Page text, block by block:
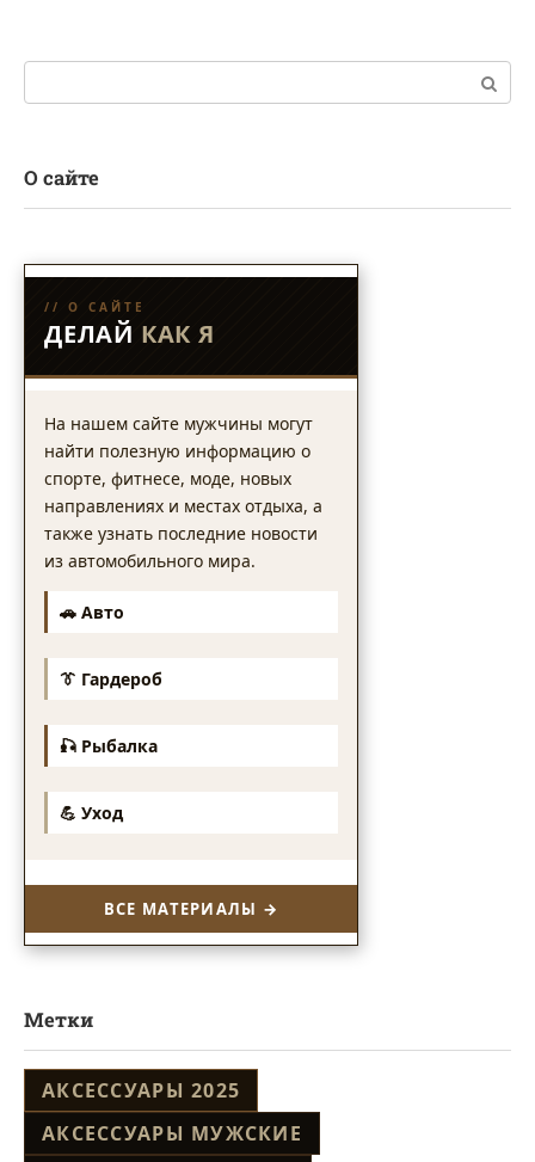
Поиск:
О сайте
// О САЙТЕ
ДЕЛАЙ КАК Я
На нашем сайте мужчины могут
найти полезную информацию о
спорте, фитнесе, моде, новых
направлениях и местах отдыха, а
также узнать последние новости
из автомобильного мира.
🚗 Авто
👔 Гардероб
🎣 Рыбалка
💪 Уход
ВСЕ МАТЕРИАЛЫ →
Метки
АКСЕССУАРЫ 2025
АКСЕССУАРЫ МУЖСКИЕ